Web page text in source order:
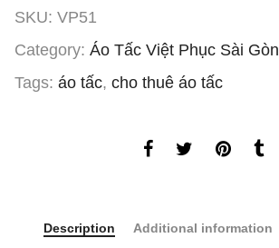
SKU: VP51
Category: Áo Tấc Việt Phục Sài Gòn
Tags: áo tấc, cho thuê áo tấc
Description Additional information